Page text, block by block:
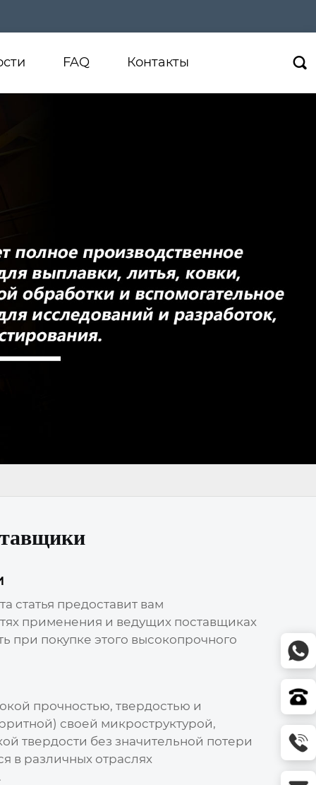
FAQ Контакты 
статья предоставит вам
применения и ведущих поставщиках
при покупке этого высокопрочного
прочностью, твердостью и
своей микроструктурой,
твердости без значительной потери
в различных отраслях